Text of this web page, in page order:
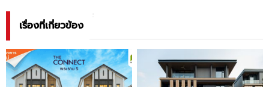
เรื่องที่เกี่ยวข้อง